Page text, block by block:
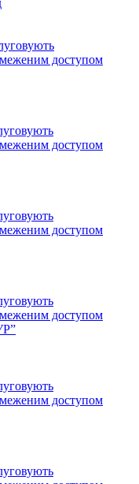
доступом
доступом
доступом
доступом
доступом